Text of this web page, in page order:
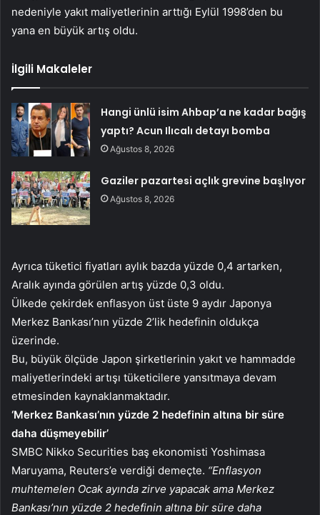
nedeniyle yakıt maliyetlerinin arttığı Eylül 1998’den bu
yana en büyük artış oldu.
İlgili Makaleler
Hangi ünlü isim Ahbap’a ne kadar bağış
yaptı? Acun Ilıcalı detayı bomba
Ağustos 8, 2026
Gaziler pazartesi açlık grevine başlıyor
Ağustos 8, 2026
Ayrıca tüketici fiyatları aylık bazda yüzde 0,4 artarken,
Aralık ayında görülen artış yüzde 0,3 oldu.
Ülkede çekirdek enflasyon üst üste 9 aydır Japonya
Merkez Bankası’nın yüzde 2’lik hedefinin oldukça
üzerinde.
Bu, büyük ölçüde Japon şirketlerinin yakıt ve hammadde
maliyetlerindeki artışı tüketicilere yansıtmaya devam
etmesinden kaynaklanmaktadır.
‘Merkez Bankası’nın yüzde 2 hedefinin altına bir süre
daha düşmeyebilir’
SMBC Nikko Securities baş ekonomisti Yoshimasa
Maruyama, Reuters’e verdiği demeçte. “Enflasyon
muhtemelen Ocak ayında zirve yapacak ama Merkez
Bankası’nın yüzde 2 hedefinin altına bir süre daha